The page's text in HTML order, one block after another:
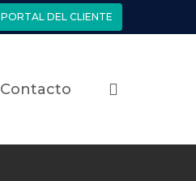
PORTAL DEL CLIENTE
Contacto